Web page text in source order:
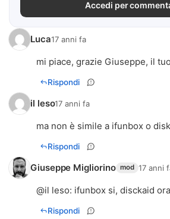
Accedi per
Luca17 anni fa
mi piace, grazie Giuseppe, il
Rispondi
il leso17 anni fa
ma non è simile a ifunbox o
Rispondi
Giuseppe Migliorino mod 17 anni
@il leso: ifunbox si, disckaid
Rispondi